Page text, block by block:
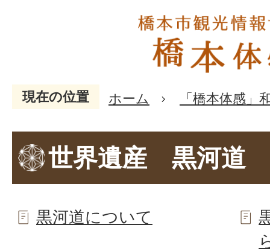
現在の位置 ホーム 「橋本体感」
世界遺産 黒河道
黒河道について